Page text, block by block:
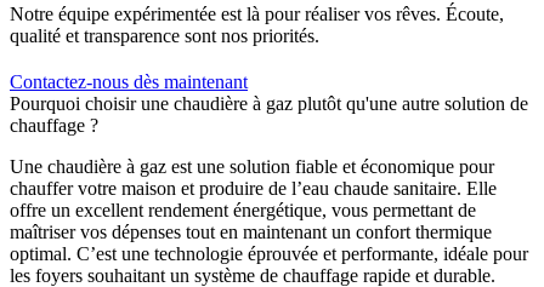
Notre équipe expérimentée est là pour réaliser vos rêves. Écoute,
qualité et transparence sont nos priorités.
Contactez-nous dès maintenant
Pourquoi choisir une chaudière à gaz plutôt qu'une autre solution de
chauffage ?
Une chaudière à gaz est une solution fiable et économique pour
chauffer votre maison et produire de l’eau chaude sanitaire. Elle
offre un excellent rendement énergétique, vous permettant de
maîtriser vos dépenses tout en maintenant un confort thermique
optimal. C’est une technologie éprouvée et performante, idéale pour
les foyers souhaitant un système de chauffage rapide et durable.